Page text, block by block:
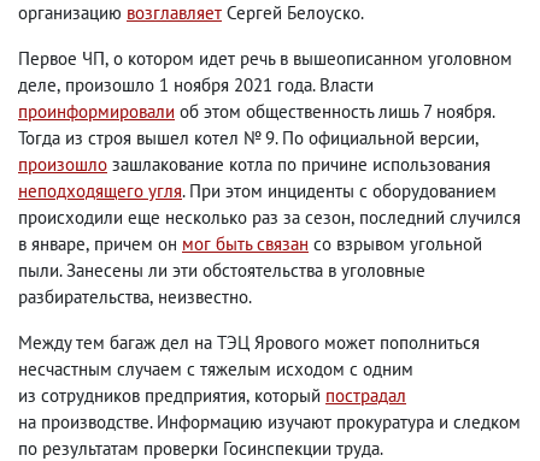
организацию возглавляет Сергей Белоуско.
Первое ЧП, о котором идет речь в вышеописанном уголовном
деле, произошло 1 ноября 2021 года. Власти
проинформировали об этом общественностьлишь 7 ноября.
Тогда из строя вышел котел № 9. По официальной версии,
произошло зашлакование котла по причине использования
неподходящего угля. При этом инциденты с оборудованием
происходили еще несколько раз за сезон, последний случился
в январе, причем он мог быть связан со взрывом угольной
пыли. Занесены ли эти обстоятельства в уголовные
разбирательства, неизвестно.
Между тем багаж дел на ТЭЦ Ярового может пополниться
несчастным случаем с тяжелым исходом с одним
из сотрудников предприятия, который пострадал
на производстве. Информацию изучают прокуратура и следком
по результатам проверки Госинспекции труда.